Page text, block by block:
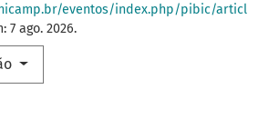
eventos/index.php/pibic/articl
7 ago. 2026.